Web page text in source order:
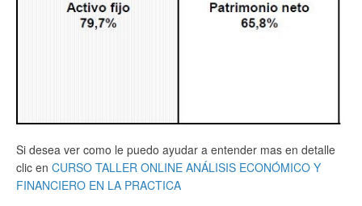
Si desea ver como le puedo ayudar a entender mas en detalle
clic en CURSO TALLER ONLINE ANÁLISIS ECONÓMICO Y
FINANCIERO EN LA PRACTICA